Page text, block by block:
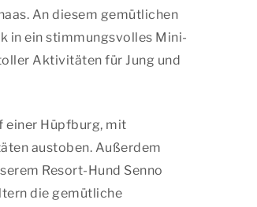
An diesem gemütlichen
in ein stimmungsvolles Mini-
Aktivitäten für Jung und
einer Hüpfburg, mit
austoben. Außerdem
Resort-Hund Senno
die gemütliche